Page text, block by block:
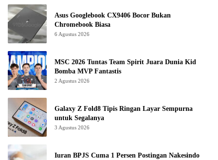
Asus Googlebook CX9406 Bocor Bukan
Chromebook Biasa
6 Agustus 2026
MSC 2026 Tuntas Team Spirit Juara Dunia Kid
Bomba MVP Fantastis
2 Agustus 2026
Galaxy Z Fold8 Tipis Ringan Layar Sempurna
untuk Segalanya
3 Agustus 2026
Iuran BPJS Cuma 1 Persen Postingan Nakesindo